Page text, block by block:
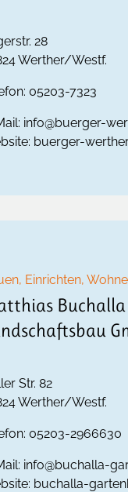
28
Werther/Westf.
05203-7323
info@buerger-
buerger-
Einrichten,
Str. 82
Werther/Westf.
05203-2966630
info@buchalla-
buchalla-